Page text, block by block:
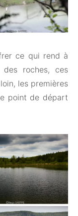
ce qui rend à
roches, ces
les premières
point de départ